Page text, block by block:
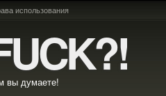
использования
вы думаете!